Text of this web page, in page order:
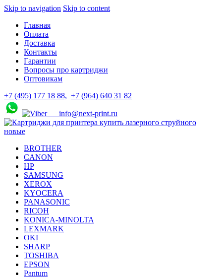
Skip to navigation Skip to content
Главная
Оплата
Доставка
Контакты
Гарантии
Вопросы про картриджи
Оптовикам
+7 (495) 177 18 88, +7 (964) 640 31 82
info@next-print.ru
BROTHER
CANON
HP
SAMSUNG
XEROX
KYOCERA
PANASONIC
RICOH
KONICA-MINOLTA
LEXMARK
OKI
SHARP
TOSHIBA
EPSON
Pantum